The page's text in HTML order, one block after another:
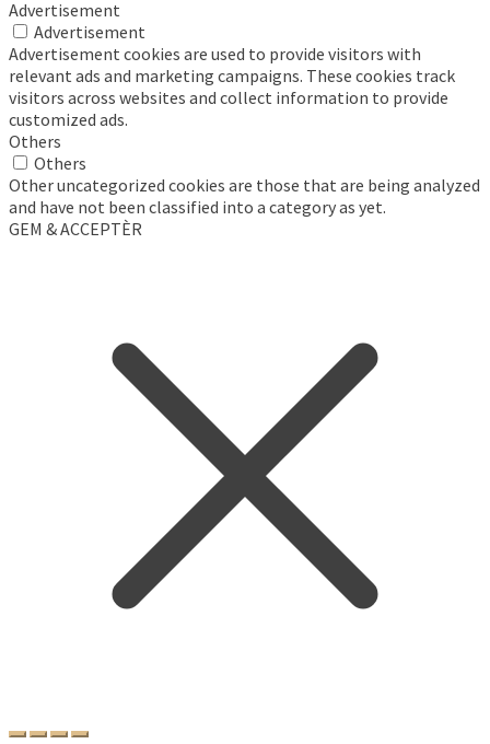
Advertisement
Advertisement
Advertisement cookies are used to provide visitors with
relevant ads and marketing campaigns. These cookies track
visitors across websites and collect information to provide
customized ads.
Others
Others
Other uncategorized cookies are those that are being analyzed
and have not been classified into a category as yet.
GEM & ACCEPTÈR